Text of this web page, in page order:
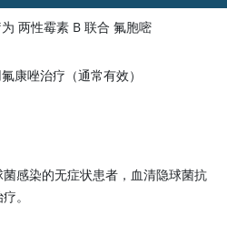
两性霉素 B 联合 氟胞嘧
氟康唑治疗（通常有效）
感染的无症状患者，血清隐球菌抗
。